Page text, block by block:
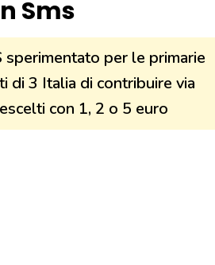
Sms
sperimentato per le primarie
di 3 Italia di contribuire via
con 1, 2 o 5 euro